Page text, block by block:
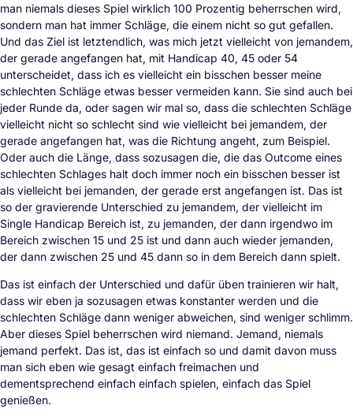
man niemals dieses Spiel wirklich 100 Prozentig beherrschen wird,
sondern man hat immer Schläge, die einem nicht so gut gefallen.
Und das Ziel ist letztendlich, was mich jetzt vielleicht von jemandem,
der gerade angefangen hat, mit Handicap 40, 45 oder 54
unterscheidet, dass ich es vielleicht ein bisschen besser meine
schlechten Schläge etwas besser vermeiden kann. Sie sind auch bei
jeder Runde da, oder sagen wir mal so, dass die schlechten Schläge
vielleicht nicht so schlecht sind wie vielleicht bei jemandem, der
gerade angefangen hat, was die Richtung angeht, zum Beispiel.
Oder auch die Länge, dass sozusagen die, die das Outcome eines
schlechten Schlages halt doch immer noch ein bisschen besser ist
als vielleicht bei jemanden, der gerade erst angefangen ist. Das ist
so der gravierende Unterschied zu jemandem, der vielleicht im
Single Handicap Bereich ist, zu jemanden, der dann irgendwo im
Bereich zwischen 15 und 25 ist und dann auch wieder jemanden,
der dann zwischen 25 und 45 dann so in dem Bereich dann spielt.
Das ist einfach der Unterschied und dafür üben trainieren wir halt,
dass wir eben ja sozusagen etwas konstanter werden und die
schlechten Schläge dann weniger abweichen, sind weniger schlimm.
Aber dieses Spiel beherrschen wird niemand. Jemand, niemals
jemand perfekt. Das ist, das ist einfach so und damit davon muss
man sich eben wie gesagt einfach freimachen und
dementsprechend einfach einfach spielen, einfach das Spiel
genießen.